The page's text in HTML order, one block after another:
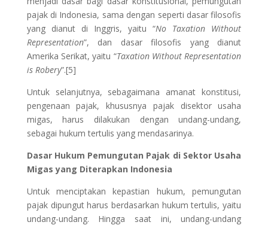
pajak di Indonesia, sama dengan seperti dasar filosofis
yang dianut di Inggris, yaitu “No Taxation Without
Representation”, dan dasar filosofis yang dianut
Amerika Serikat, yaitu “Taxation Without Representation
is Robery”.[5]
Untuk selanjutnya, sebagaimana amanat konstitusi,
pengenaan pajak, khususnya pajak disektor usaha
migas, harus dilakukan dengan undang-undang,
sebagai hukum tertulis yang mendasarinya.
Dasar Hukum Pemungutan Pajak di Sektor Usaha
Migas yang Diterapkan Indonesia
Untuk menciptakan kepastian hukum, pemungutan
pajak dipungut harus berdasarkan hukum tertulis, yaitu
undang-undang. Hingga saat ini, undang-undang